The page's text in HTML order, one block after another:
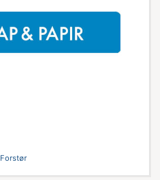
Forstør